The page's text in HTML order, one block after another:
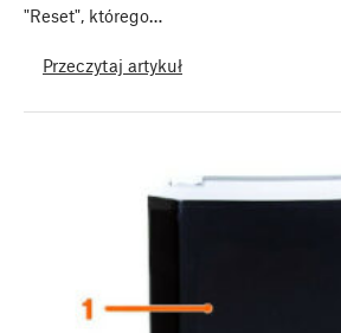
"Reset", którego…
Przeczytaj artykuł